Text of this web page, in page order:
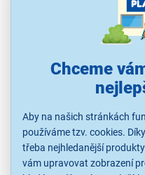
Chceme
Aby na našich stránkách
používáme tzv. cookies.
třeba nejhledanější
vám upravovat zobrazení